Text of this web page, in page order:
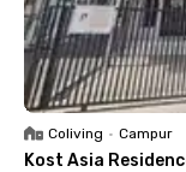
Coliving • Campur
Kost Asia